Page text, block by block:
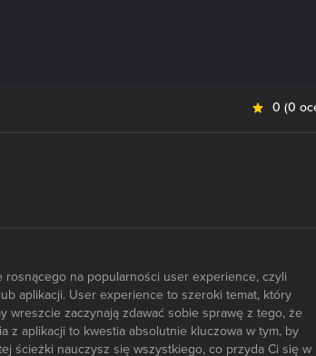
0 (0
na popularności user experience, czyli
aplikacji. User experience to szeroki temat, który
zaczynają zdawać sobie sprawę z tego, że
z aplikacji to kwestia absolutnie kluczowa w tym, by
ścieżki nauczysz się wszystkiego, co przyda Ci się w